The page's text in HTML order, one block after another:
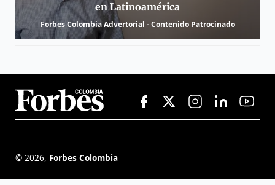
en Latinoamérica
Forbes Colombia Advertorial - Contenido Patrocinado
© 2026, Forbes Colombia